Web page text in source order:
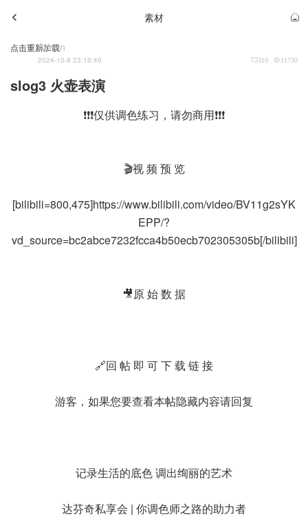
素材
点击重新加载
Admin
2024-10-8 23:16:49 310 11730
slog3 火壶表演
❗❗❗仅供调色练习，请勿商用❗❗❗
🎬视 频 预 览
[bilibili=800,475]https://www.bilibili.com/video/BV11g2sYK
EPP/?
vd_source=bc2abce7232fcca4b50ecb702305305b[/bilibili]
🎥原 始 数 据
🔗回 帖 即 可 下 载 链 接
游客，如果您要查看本帖隐藏内容请回复
记录生活的底色 调出绚丽的艺术
达芬奇私享会 | 你调色师之路的助力者